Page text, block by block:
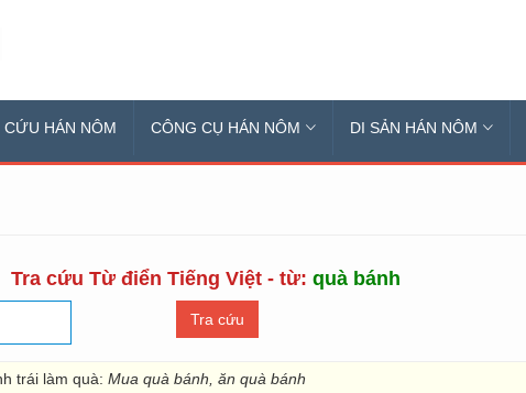
CỨU HÁN NÔM CÔNG CỤ HÁN NÔM DI SẢN HÁN NÔM
Tra cứu Từ điển Tiếng Việt - từ:quà bánh
trái làm quà: Mua quà bánh, ăn quà bánh